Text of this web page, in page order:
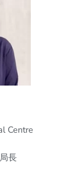
Centre
長